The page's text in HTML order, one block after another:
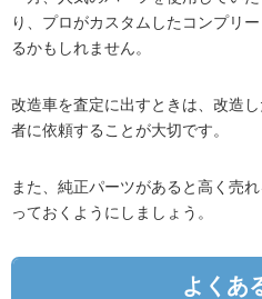
り、プロがカスタムしたコンプリ
るかもしれません。
改造車を査定に出すときは、改造
者に依頼することが大切です。
また、純正パーツがあると高く売
っておくようにしましょう。
よくあ